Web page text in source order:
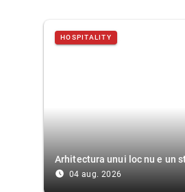
HOSPITALITY
Arhitectura unui loc nu e un
access_time_filled 04 aug. 2026